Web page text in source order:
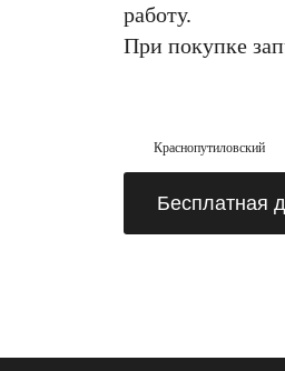
работу.
При покупке
Краснопутиловский
Бесплатная